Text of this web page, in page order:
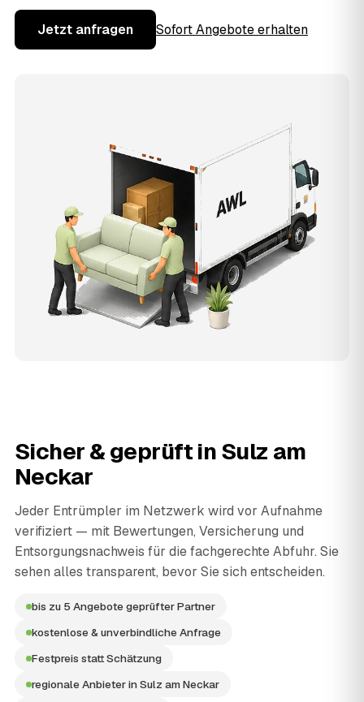
Jetzt anfragen Sofort Angebote erhalten
Sicher & geprüft inSulz am
Neckar
Jeder Entrümpler im Netzwerk wird vor Aufnahme
verifiziert — mit Bewertungen, Versicherung und
Entsorgungsnachweis für die fachgerechte Abfuhr. Sie
sehen alles transparent, bevor Sie sich entscheiden.
bis zu 5 Angebote geprüfter Partner
kostenlose & unverbindliche Anfrage
Festpreis statt Schätzung
regionale Anbieter in Sulz am Neckar